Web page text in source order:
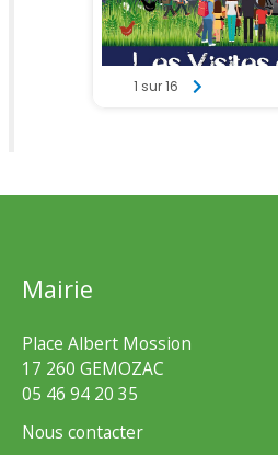
Mairie
Place Albert Mossion
17 260 GEMOZAC
05 46 94 20 35
Nous contacter